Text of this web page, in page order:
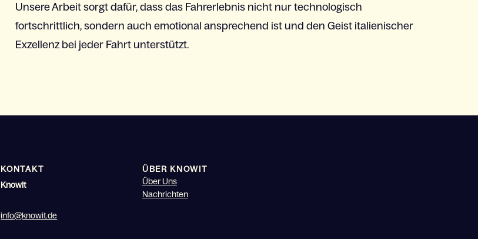
UnsereArbeit sorgt dafür, dass das Fahrerlebnis nicht nur technologisch
fortschrittlich, sondern auch emotional ansprechend ist und den Geist italienischer
Exzellenz bei jeder Fahrt unterstützt.
KONTAKT
Knowit
info@knowit.de
ÜBER KNOWIT
Über Uns
Nachrichten